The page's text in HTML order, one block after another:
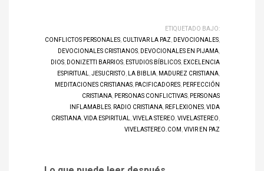
ETIQUETADO BAJO:
CONFLICTOS PERSONALES CULTIVAR LA PAZ DEVOCIONALES
DEVOCIONALES CRISTIANOS DEVOCIONALES EN PIJAMA
DIOS DONIZETTI BARRIOS ESTUDIOS BÍBLICOS EXCELENCIA
ESPIRITUAL
JESUCRISTO LA BIBLIA MADUREZ CRISTIANA
MEDITACIONES CRISTIANAS PACIFICADORES PERFECCIÓN
CRISTIANA PERSONAS CONFLICTIVAS PERSONAS
INFLAMABLES RADIO CRISTIANA REFLEXIONES VIDA
CRISTIANA VIDA ESPIRITUAL VIVELA STEREO VIVELASTEREO
VIVELASTEREO.COM VIVIR EN PAZ